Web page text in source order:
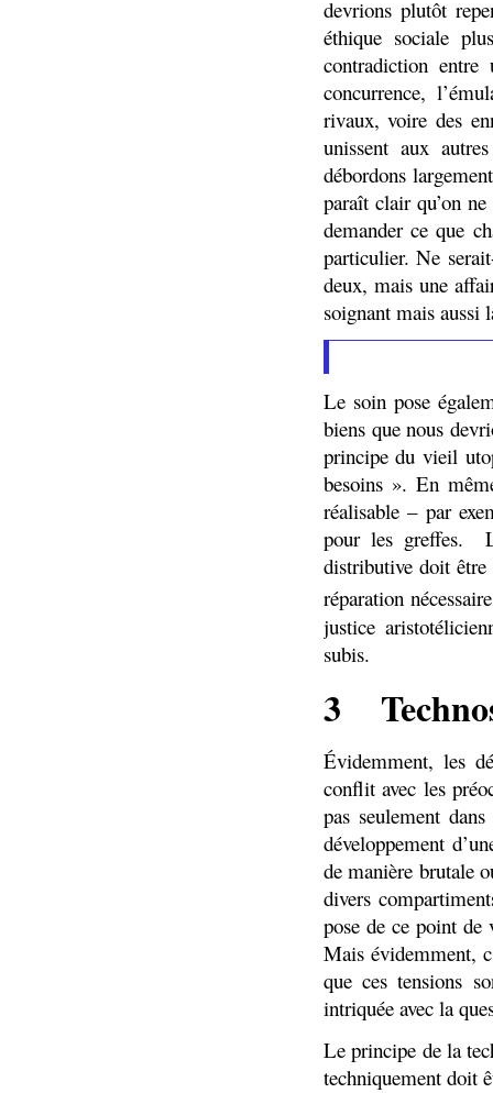
devrions plutôt
éthique sociale
contradiction
concurrence,
rivaux, voire des
unissent aux
débordons
paraît clair qu’on
demander ce que
particulier. Ne
deux, mais une
soignant mais aussi
Le soin pose
biens que nous
principe du vieil
besoins ». En
réalisable – par
pour les greffes.
distributive doit
réparation
justice
subis.
3
Évidemment, les
conflit avec les
pas seulement
développement
de manière brutale
divers
pose de ce point de
Mais évidemment,
que ces tensions
intriquée avec la
Le principe de la
techniquement doit